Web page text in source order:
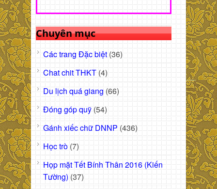
Chuyên mục
Các trang Đặc biệt(36)
Chat chit THKT (4)
Du lịch quá giang (66)
Đóng góp quỹ (54)
Gánh xiếc chữ DNNP (436)
Học trò (7)
Họp mặt Tết Bính Thân 2016 (Kiến
Tường) (37)